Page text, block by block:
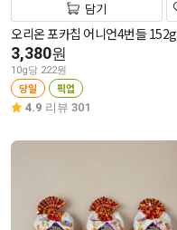
담기
오리온 포카칩 어니언4번들 152g
3,380원
10g당 222원
당일 픽업
4.9 리뷰 301